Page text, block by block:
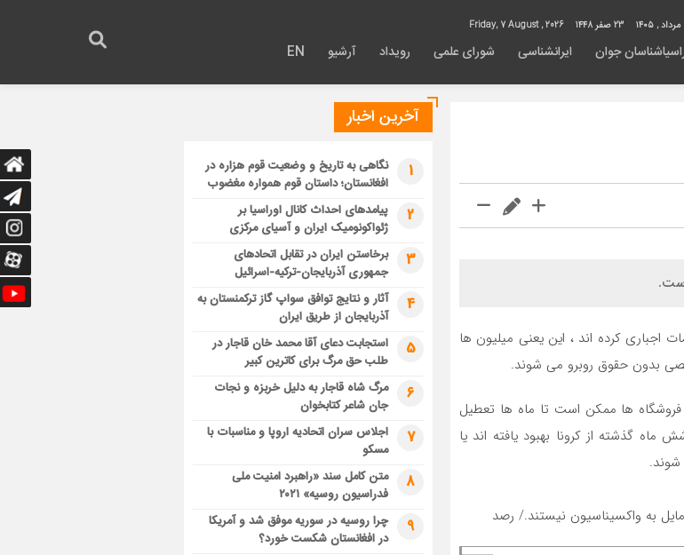
23 صفر 1448
جوان ایرانشناسی شورای علمی رویداد آرشیو EN
کرده اند ، این یعنی میلیون ها
بدون حقوق روبرو می شوند.
ها و فروشگاه ها ممکن است تا ماه ها تعطیل
گذشته از کرونا بهبود یافته اند یا
آخرین اخبار
1
نگاهی به تاریخ و وضعیت قوم هزاره در
افغانستان؛ داستان قوم همواره مغضوب
2
پیامدهای احداث کانال اوراسیا بر
ژئواکونومیک ایران و آسیای مرکزی
3
برخاستن ایران در تقابل اتحادهای
جمهوری آذربایجان-ترکیه-اسرائیل
4
آثار و نتایج توافق سواپ گاز ترکمنستان به
آذربایجان از طریق ایران
5
استجابت دعای آقا محمد خان قاجار در
طلب حق مرگ برای کاترین کبیر
6
مرگ شاه قاجار به دلیل خربزه و نجات
جان شاعر کتابخوان
7
اجلاس سران اتحادیه اروپا و مناسبات با
مسکو
8
متن کامل سند «راهبرد امنیت ملی
فدراسیون روسیه» ۲۰۲۱
9
چرا روسیه در سوریه موفق شد و آمریکا
در افغانستان شکست خورد؟